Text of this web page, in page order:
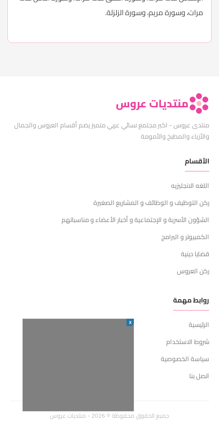
مرات، وسورة مريم، وسورة الزلزلة.
منتديات عروس
منتدى عروس - اكبر مجتمع نسائي عربي متميز يضم أقسام العروس والجمال
والأزياء والمطبخ والأمومة
الأقسام
اللغه الانجليزيه
ركن التوظيف و الوظائف و المشاريع الصغيرة
الشؤون الأسرية و الإجتماعية و أخبار الأعضاء و مناسباتهم
الكمبيوتر و البرامج
قضايا دينية
ركن العروس
روابط مهمة
الرئيسية
شروط الاستخدام
سياسة الخصوصية
اتصل بنا
جميع الحقوق محفوظة © 2026 - منتديات عروس
X